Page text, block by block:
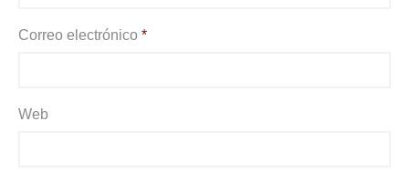
Correo electrónico *
Web